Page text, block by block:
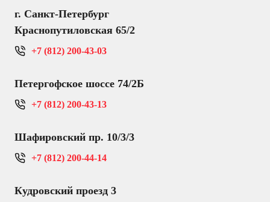
г. Санкт-Петербург
Краснопутиловская 65/2
+7 (812) 200-43-03
Петергофское шоссе 74/2Б
+7 (812) 200-43-13
Шафировский пр. 10/3/3
+7 (812) 200-44-14
Кудровский проезд 3